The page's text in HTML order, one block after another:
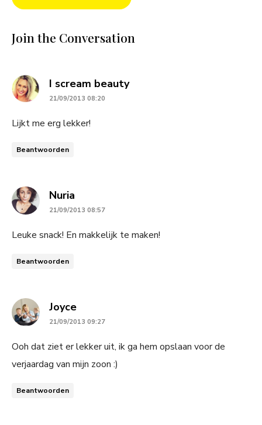
Join the Conversation
I scream beautysays:
21/09/2013 08:20
Lijkt me erg lekker!
Beantwoorden
Nuria
21/09/2013 08:57
Leuke snack! En makkelijk te maken!
Beantwoorden
Joycesays:
21/09/2013 09:27
Ooh dat ziet er lekker uit, ik ga hem opslaan voor de
verjaardag van mijn zoon :)
Beantwoorden